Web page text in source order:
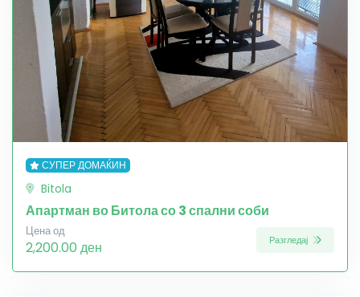
СУПЕР ДОМАЌИН
Bitola
Апартман во Битола со 3 спални соби
Цена од
2,200.00 ден Разгледај